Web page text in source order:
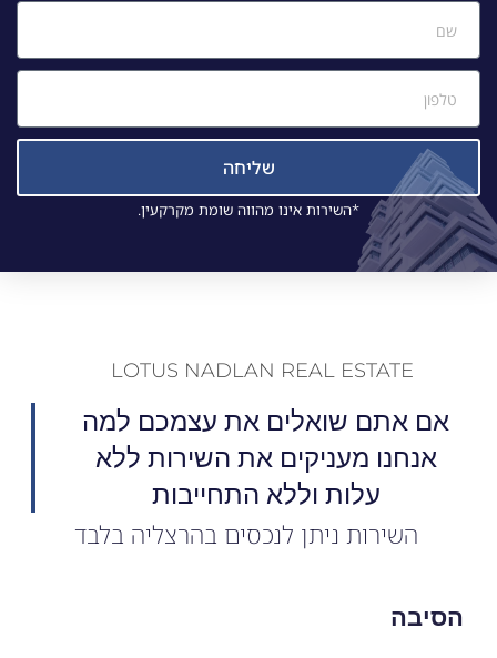
שליחה
*השירות אינו מהווה שומת מקרקעין.
LOTUS NADLAN REAL ESTATE
אם אתם שואלים את עצמכם למה
אנחנו מעניקים את השירות ללא
עלות וללא התחייבות
השירות ניתן לנכסים בהרצליה בלבד
הסיבה